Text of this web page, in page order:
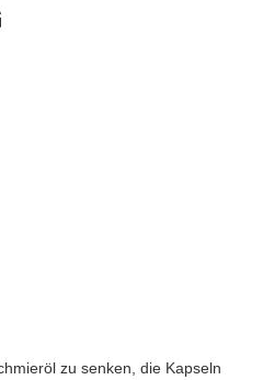
zu senken, die Kapseln